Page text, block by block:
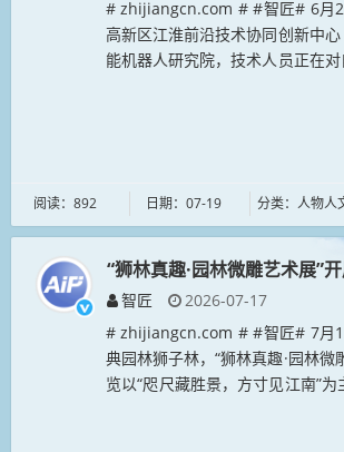
# zhijiangcn.com # #智匠# 6月
高新区江淮前沿技术协同创新中
能机器人研究院，技术人员正在
阅读：892 日期：07-19 分类：人物人
“狮林真趣·园林微雕艺术展”
智匠
2026-07-17
# zhijiangcn.com # #智匠# 7月
典园林狮子林，“狮林真趣·园林微
览以“咫尺藏胜景，方寸见江南”